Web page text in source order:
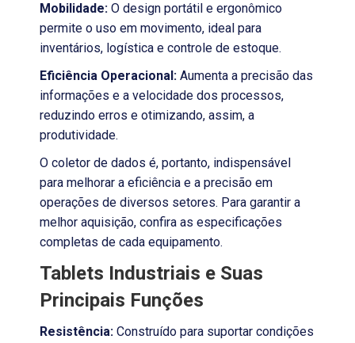
Mobilidade: O design portátil e ergonômico
permite o uso em movimento, ideal para
inventários, logística e controle de estoque.
Eficiência Operacional: Aumenta a precisão das
informações e a velocidade dos processos,
reduzindo erros e otimizando, assim, a
produtividade.
O coletor de dados é, portanto, indispensável
para melhorar a eficiência e a precisão em
operações de diversos setores. Para garantir a
melhor aquisição, confira as especificações
completas de cada equipamento.
Tablets Industriais e Suas
Principais Funções
Resistência: Construído para suportar condições